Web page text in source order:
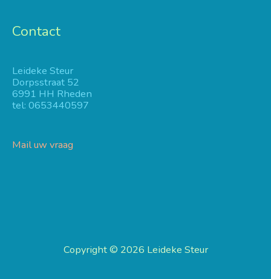
Contact
Leideke Steur
Dorpsstraat 52
6991 HH Rheden
tel: 0653440597
Mail uw vraag
Copyright © 2026 Leideke Steur